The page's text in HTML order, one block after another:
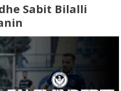
Sabit Bilalli